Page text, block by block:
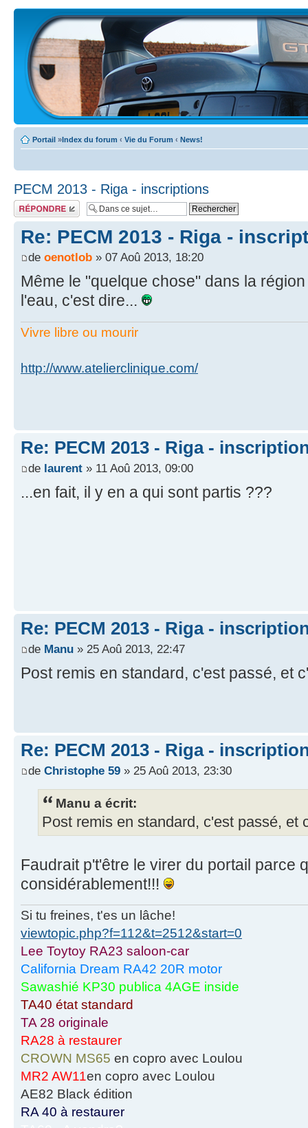
Portail »Index du forum ‹ Vie du Forum ‹ News!
PECM 2013 - Riga - inscriptions
Écrire un
commentaire
Re: PECM 2013 - Riga -
de oenotlob » 07 Aoû 2013, 18:20
Même le "quelque chose" dans la
l'eau, c'est dire...
Vivre libre ou mourir
http://www.atelierclinique.com/
Re: PECM 2013 - Riga -
de laurent » 11 Aoû 2013, 09:00
...en fait, il y en a qui sont partis ???
Re: PECM 2013 - Riga -
de Manu » 25 Aoû 2013, 22:47
Post remis en standard, c'est passé, et
Re: PECM 2013 - Riga -
de Christophe 59 » 25 Aoû 2013, 23:30
Manu a écrit:
Post remis en standard, c'est passé, et
Faudrait p't'être le virer du portail parce
considérablement!!!
Si tu freines, t'es un lâche!
viewtopic.php?f=112&t=2512&start=0
Lee Toytoy RA23 saloon-car
California Dream RA42 20R motor
Sawashié KP30 publica 4AGE inside
TA40 état standard
TA 28 originale
RA28 à restaurer
CROWN MS65 en copro avec Loulou
MR2 AW11en copro avec Loulou
AE82 Black édition
RA 40 à restaurer